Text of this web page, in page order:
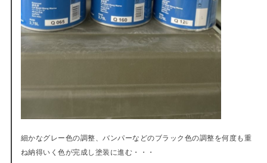
細かなグレー色の調整、バンパーなどのブラック色の調整を何度も重
ね納得いく色が完成し塗装に進む・・・